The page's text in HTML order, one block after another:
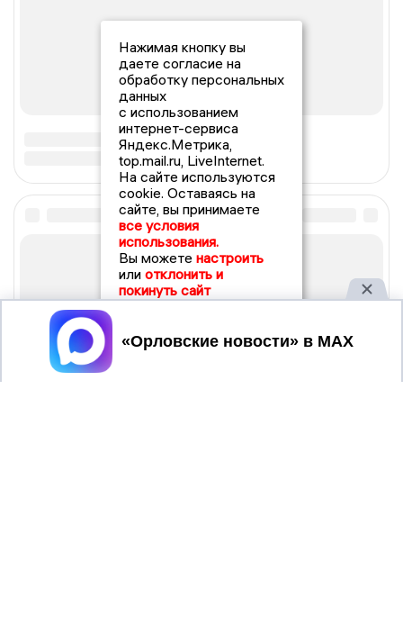
Нажимая кнопку вы
даете согласие на
обработку персональных
данных
с использованием
интернет-сервиса
Яндекс.Метрика,
top.mail.ru, LiveInternet.
На сайте используются
cookie. Оставаясь на
сайте, вы принимаете
все условия
использования.
Вы можете настроить
или отклонить и
покинуть сайт
Принять